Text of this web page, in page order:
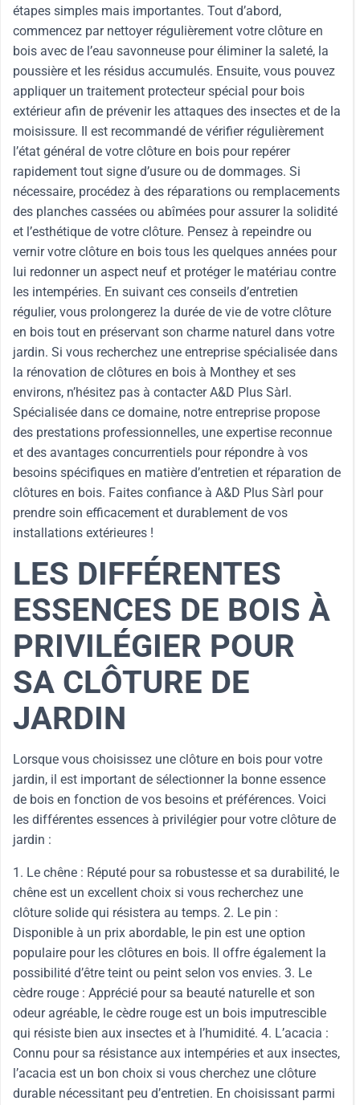
étapes simples mais importantes. Tout d’abord,
commencez par nettoyer régulièrement votre clôture en
bois avec de l’eau savonneuse pour éliminer la saleté, la
poussière et les résidus accumulés. Ensuite, vous pouvez
appliquer un traitement protecteur spécial pour bois
extérieur afin de prévenir les attaques des insectes et de la
moisissure. Il est recommandé de vérifier régulièrement
l’état général de votre clôture en bois pour repérer
rapidement tout signe d’usure ou de dommages. Si
nécessaire, procédez à des réparations ou remplacements
des planches cassées ou abîmées pour assurer la solidité
et l’esthétique de votre clôture. Pensez à repeindre ou
vernir votre clôture en bois tous les quelques années pour
lui redonner un aspect neuf et protéger le matériau contre
les intempéries. En suivant ces conseils d’entretien
régulier, vous prolongerez la durée de vie de votre clôture
en bois tout en préservant son charme naturel dans votre
jardin. Si vous recherchez une entreprise spécialisée dans
la rénovation de clôtures en bois à Monthey et ses
environs, n’hésitez pas à contacter A&D Plus Sàrl.
Spécialisée dans ce domaine, notre entreprise propose
des prestations professionnelles, une expertise reconnue
et des avantages concurrentiels pour répondre à vos
besoins spécifiques en matière d’entretien et réparation de
clôtures en bois. Faites confiance à A&D Plus Sàrl pour
prendre soin efficacement et durablement de vos
installations extérieures !
LES DIFFÉRENTES
ESSENCES DE BOIS À
PRIVILÉGIER POUR
SA CLÔTURE DE
JARDIN
Lorsque vous choisissez une clôture en bois pour votre
jardin, il est important de sélectionner la bonne essence
de bois en fonction de vos besoins et préférences. Voici
les différentes essences à privilégier pour votre clôture de
jardin :
1. Le chêne : Réputé pour sa robustesse et sa durabilité, le
chêne est un excellent choix si vous recherchez une
clôture solide qui résistera au temps. 2. Le pin :
Disponible à un prix abordable, le pin est une option
populaire pour les clôtures en bois. Il offre également la
possibilité d’être teint ou peint selon vos envies. 3. Le
cèdre rouge : Apprécié pour sa beauté naturelle et son
odeur agréable, le cèdre rouge est un bois imputrescible
qui résiste bien aux insectes et à l’humidité. 4. L’acacia :
Connu pour sa résistance aux intempéries et aux insectes,
l’acacia est un bon choix si vous cherchez une clôture
durable nécessitant peu d’entretien. En choisissant parmi